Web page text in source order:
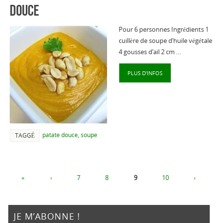
douce
Pour 6 personnes Ingrédients 1
cuillère de soupe d’huile végétale
4 gousses d’ail 2 cm …
PLUS D’INFOS
TAGGÉ patate douce, soupe
« ‹ 7 8 9 10 ›
JE M’ABONNE !